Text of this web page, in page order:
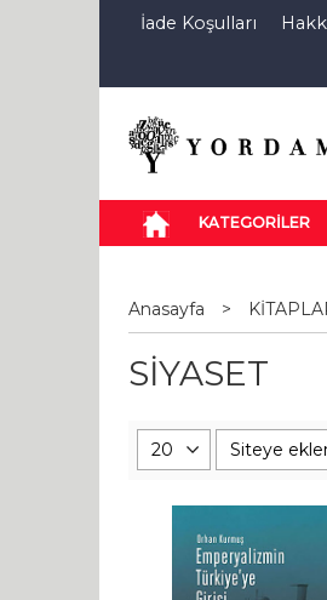
İade Koşulları
KATEGORİLER
Anasayfa >
SİYASET